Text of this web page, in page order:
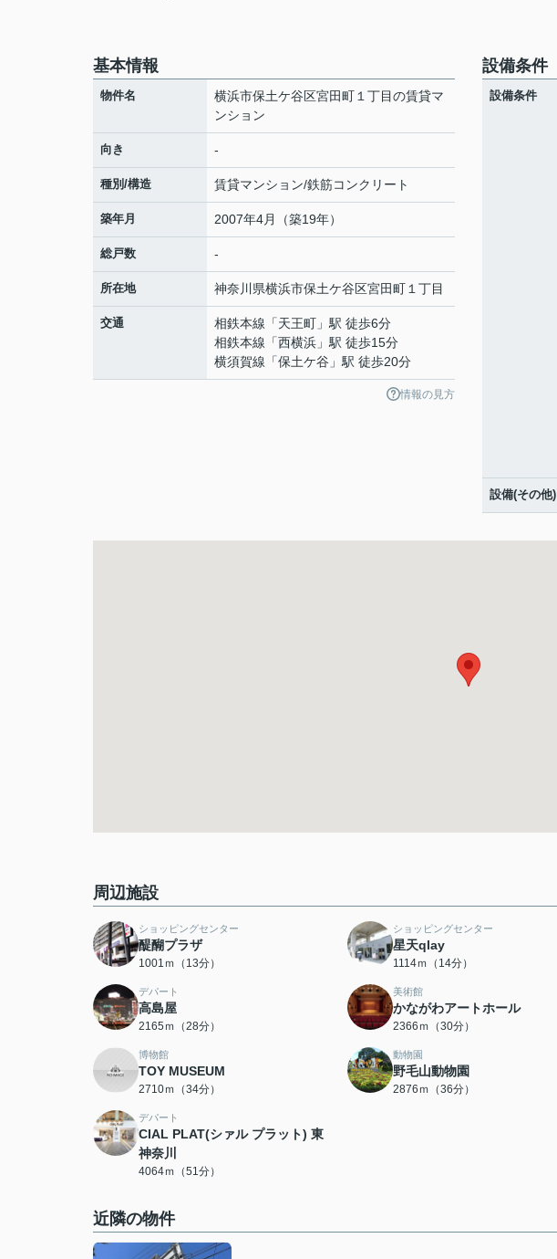
基本情報
物件名
横浜市保土ケ谷区宮田町１丁目の賃貸マ
ンション
向き -
種別/構造 賃貸マンション/鉄筋コンクリート
築年月 2007年4月（築19年）
総戸数 -
所在地 神奈川県横浜市保土ケ谷区宮田町 １丁目
交通 相鉄本線 「天王町 」駅 徒歩6分
相鉄本線 「西横浜 」駅 徒歩15分
横須賀線 「保土ケ谷 」駅 徒歩20分
情報の見方
設備条件
設備条件
設備(その他)
周辺施設
ショッピングセンター
醍醐プラザ
1001ｍ（13分）
ショッピングセンター
星天qlay
1114ｍ（14分）
デパート
高島屋
2165ｍ（28分）
美術館
かながわアートホール
2366ｍ（30分）
博物館
TOY MUSEUM
2710ｍ（34分）
動物園
野毛山動物園
2876ｍ（36分）
デパート
CIAL PLAT(シァル プラット) 東
神奈川
4064ｍ（51分）
近隣の物件